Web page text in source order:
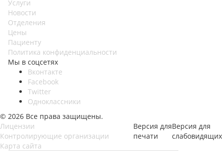
Услуги
Новости
Отделения
Цены
Пациенту
Политика конфиденциальности
Мы в соцсетях
Вконтакте
Facebook
Twitter
Одноклассники
© 2026 Все права защищены.
Версия для
слабовидящих
Версия для
печати
Лицензии
Контролирующие организации
Карта сайта